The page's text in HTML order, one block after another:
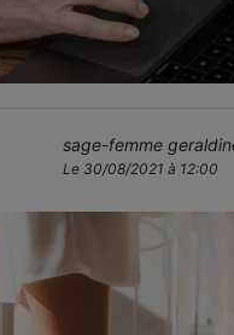
sage-femme
Le 30/08/2021 à 12:00